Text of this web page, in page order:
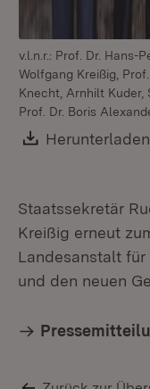
v.l.n.r.: Prof. Dr. Hans-
Wolfgang Kreißig,
Knecht, Arnhilt Kuder,
Prof. Dr. Boris
Download:
Herunterladen
Staatssekretär
Kreißig erneut
Landesanstalt
und den neuen